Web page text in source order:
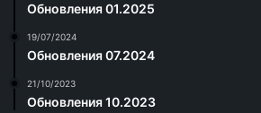
Обновления 01.2025
19/07/2024
Обновления 07.2024
21/10/2023
Обновления 10.2023